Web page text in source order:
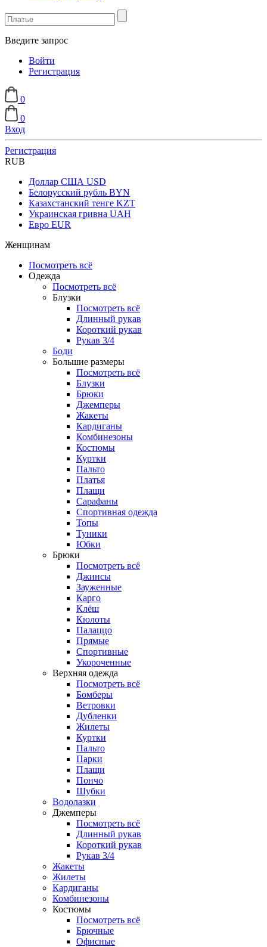
Введите запрос
Войти
Регистрация
0
0
Вход
Регистрация
RUB
Доллар США USD
Белорусский рубль BYN
Казахстанский тенге KZT
Украинская гривна UAH
Евро EUR
Женщинам
Посмотреть всё
Одежда
Посмотреть всё
Блузки
Посмотреть всё
Длинный рукав
Короткий рукав
Рукав 3/4
Боди
Большие размеры
Посмотреть всё
Блузки
Брюки
Джемперы
Жакеты
Кардиганы
Комбинезоны
Костюмы
Куртки
Пальто
Платья
Плащи
Сарафаны
Спортивная одежда
Топы
Туники
Юбки
Брюки
Посмотреть всё
Джинсы
Зауженные
Карго
Клёш
Кюлоты
Палаццо
Прямые
Спортивные
Укороченные
Верхняя одежда
Посмотреть всё
Бомберы
Ветровки
Дубленки
Жилеты
Куртки
Пальто
Парки
Плащи
Пончо
Шубки
Водолазки
Джемперы
Посмотреть всё
Длинный рукав
Короткий рукав
Рукав 3/4
Жакеты
Жилеты
Кардиганы
Комбинезоны
Костюмы
Посмотреть всё
Брючные
Офисные